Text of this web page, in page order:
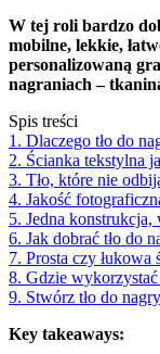
W tej roli bardzo
mobilne, lekkie,
personalizowaną
nagraniach –
Spis treści
1. Dlaczego tło do
2. Ścianka tekstylna
3. Tło, które nie
4. Jakość
5. Jedna konstrukcja,
6. Jak dobrać tło do
7. Prosta czy
8. Gdzie
9. Stwórz tło do
Key takeaways: